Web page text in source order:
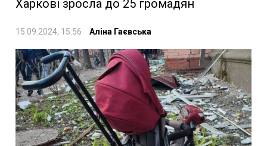
Харкові зросла до 25 громадян
15.09.2024, 15:56 Аліна Гаєвська